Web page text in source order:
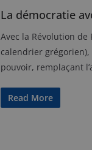
La démocratie
Avec la Révolution de
calendrier
pouvoir, remplaçant
Read More